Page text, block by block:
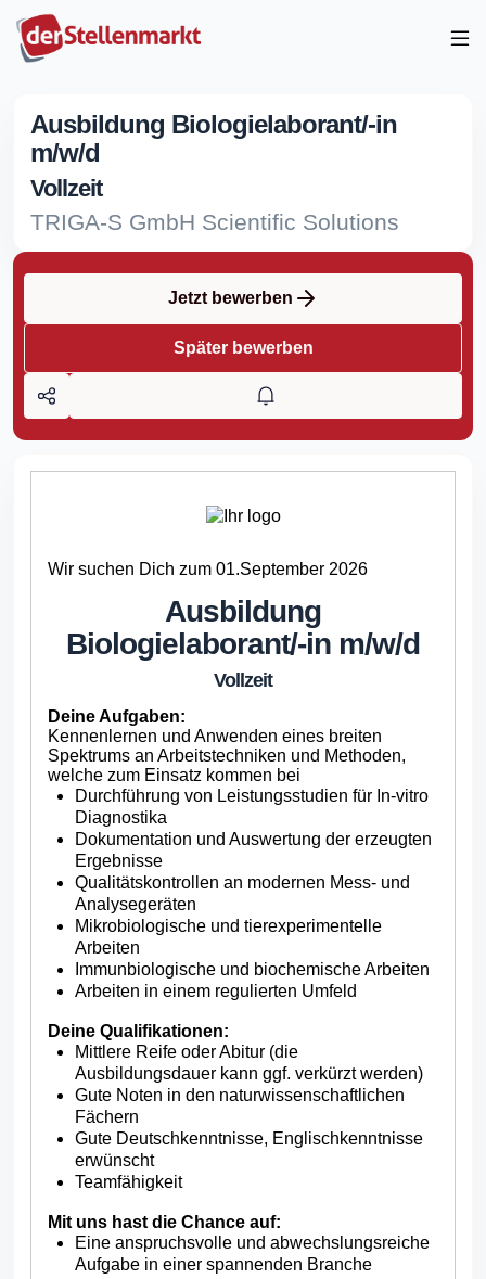
Ausbildung Biologielaborant/-in
m/w/d
Vollzeit
TRIGA-S GmbH Scientific Solutions
Jetzt bewerben
Später bewerben
Wir suchen Dich zum 01.September 2026
Ausbildung
Biologielaborant/-in m/w/d
Vollzeit
Deine Aufgaben:
Kennenlernen und Anwenden eines breiten
Spektrums an Arbeitstechniken und Methoden,
welche zum Einsatz kommen bei
Durchführung von Leistungsstudien für In-vitro
Diagnostika
Dokumentation und Auswertung der erzeugten
Ergebnisse
Qualitätskontrollen an modernen Mess- und
Analysegeräten
Mikrobiologische und tierexperimentelle
Arbeiten
Immunbiologische und biochemische Arbeiten
Arbeiten in einem regulierten Umfeld
Deine Qualifikationen:
Mittlere Reife oder Abitur (die
Ausbildungsdauer kann ggf. verkürzt werden)
Gute Noten in den naturwissenschaftlichen
Fächern
Gute Deutschkenntnisse, Englischkenntnisse
erwünscht
Teamfähigkeit
Mit uns hast die Chance auf:
Eine anspruchsvolle und abwechslungsreiche
Aufgabe in einer spannenden Branche